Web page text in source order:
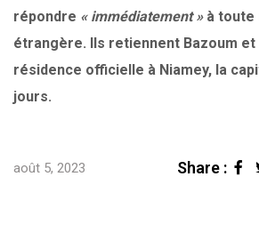
répondre « immédiatement »à toute
étrangère. Ils retiennent Bazoum et
résidence officielle à Niamey, la
jours.
août 5, 2023 Share :